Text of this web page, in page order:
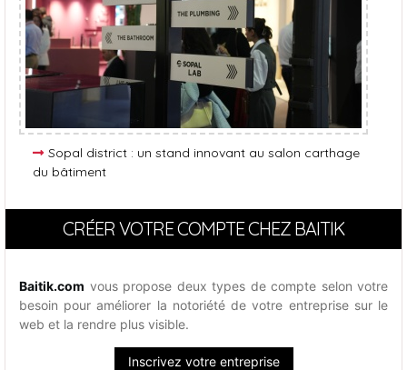
Sopal district : un stand innovant au salon carthage
du bâtiment
CRÉER VOTRE COMPTE CHEZ BAITIK
Baitik.com vous propose deux types de compte selon votre
besoin pour améliorer la notoriété de votre entreprise sur le
web et la rendre plus visible.
Inscrivez votre entreprise